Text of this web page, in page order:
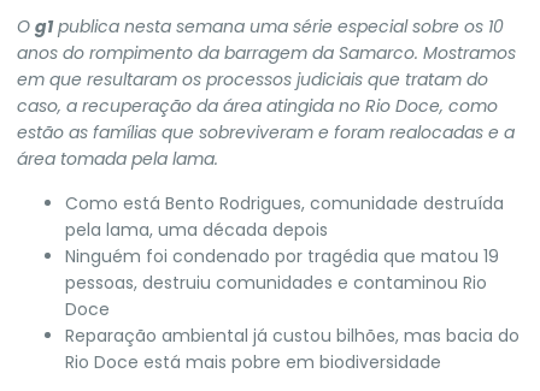
O g1publica nesta semana uma série especial sobre os 10
anos do rompimento da barragem da Samarco. Mostramos
em que resultaram os processos judiciais que tratam do
caso, a recuperação da área atingida no Rio Doce, como
estão as famílias que sobreviveram e foram realocadas e a
área tomada pela lama.
Como está Bento Rodrigues, comunidade destruída
pela lama, uma década depois
Ninguém foi condenado por tragédia que matou 19
pessoas, destruiu comunidades e contaminou Rio
Doce
Reparação ambiental já custou bilhões, mas bacia do
Rio Doce está mais pobre em biodiversidade